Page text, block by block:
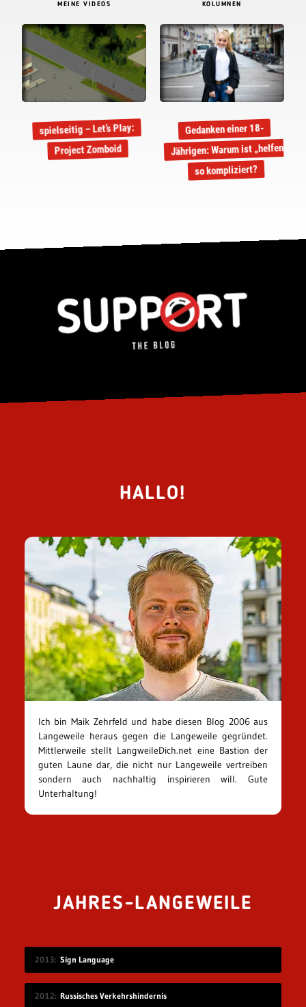
MEINE VIDEOS
spielseitig – Let’s Play:
Project Zomboid
KOLUMNEN
Gedanken einer 18-
Jährigen: Warum ist „helfen“
so kompliziert?
HALLO!
Ich bin Maik Zehrfeld und habe diesen Blog 2006 aus
Langeweile heraus gegen die Langeweile gegründet.
Mittlerweile stellt LangweileDich.net eine Bastion der
guten Laune dar, die nicht nur Langeweile vertreiben
sondern auch nachhaltig inspirieren will. Gute
Unterhaltung!
JAHRES-LANGEWEILE
2013 Sign Language
2012 Russisches Verkehrshindernis